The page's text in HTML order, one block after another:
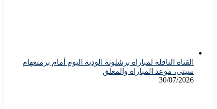
القناة الناقلة لمباراة برشلونة الودية اليوم أمام برمنغهام
سيتى، موعد المباراة والمعلق
30/07/2026